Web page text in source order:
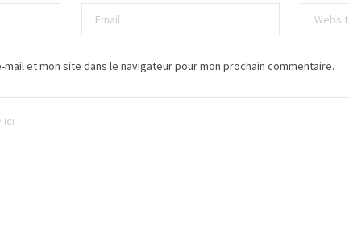
et mon site dans le navigateur pour mon prochain commentaire.